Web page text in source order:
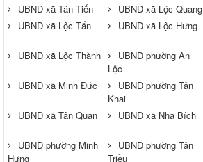
UBND xã Tân Tiến
UBND xã Lộc Quang
UBND xã Lộc Tấn
UBND xã Lộc Hưng
UBND xã Lộc Thành
UBND phường An
Lộc
UBND xã Minh Đức
UBND phường Tân
Khai
UBND xã Tân Quan UBND xã Nha Bích
UBND phường Minh
Hưng
UBND phường Tân
Triều